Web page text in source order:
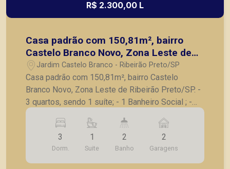
R$ 2.300,00 L
Casa padrão com 150,81m², bairro
Castelo Branco Novo, Zona Leste de
Ribeirão Preto/SP.
Jardim Castelo Branco - Ribeirão Preto/SP
Casa padrão com 150,81m², bairro Castelo
Branco Novo, Zona Leste de Ribeirão Preto/SP. -
3 quartos, sendo 1 suíte; - 1 Banheiro Social ; -
Sala de estar; - Cozinha; - Lavanderia; - Varanda; -
2 vagas de garagem cobertas. Não perca essa
oportunidade de viver em um dos melhores
bairros de Ribeirão Preto! Agende já uma visita e
venha conhecer seu novo lar!
3
Dorm.
1
Suite
2
Banho
2
Garagens